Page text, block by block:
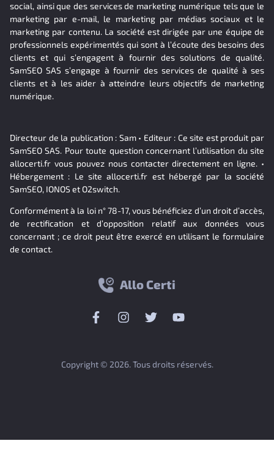
social, ainsi que des services de marketing numérique tels que le
marketing par e-mail, le marketing par médias sociaux et le
marketing par contenu. La société est dirigée par une équipe de
professionnels expérimentés qui sont à l’écoute des besoins des
clients et qui s’engagent à fournir des solutions de qualité.
SamSEO SAS s’engage à fournir des services de qualité à ses
clients et à les aider à atteindre leurs objectifs de marketing
numérique.
Directeur de la publication : Sam • Editeur : Ce site est produit par
SamSEO SAS. Pour toute question concernant l’utilisation du site
allocerti.fr vous pouvez nous contacter directement en ligne. •
Hébergement : Le site allocerti.fr est hébergé par la société
SamSEO, IONOS et O2switch.
Conformément à la loi n° 78-17, vous bénéficiez d’un droit d’accès,
de rectification et d’opposition relatif aux données vous
concernant ; ce droit peut être exercé en utilisant le formulaire
de contact.
Allo Certi
Copyright © 2026. Tous droits réservés.